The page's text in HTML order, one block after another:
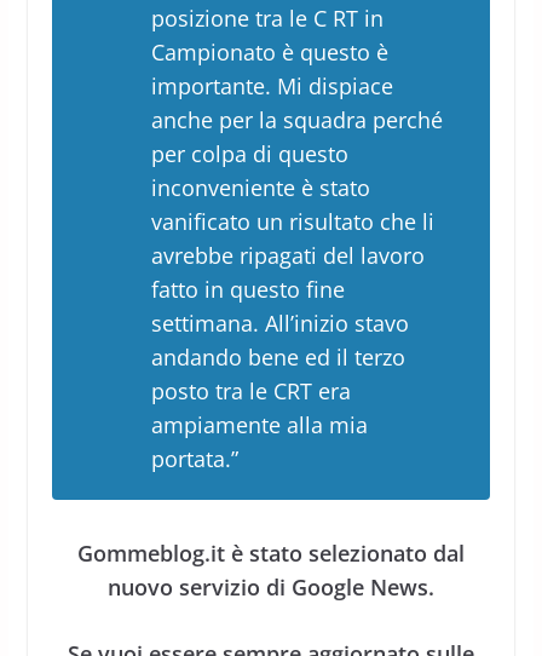
posizione tra le C RT in
Campionato è questo è
importante. Mi dispiace
anche per la squadra perché
per colpa di questo
inconveniente è stato
vanificato un risultato che li
avrebbe ripagati del lavoro
fatto in questo fine
settimana. All’inizio stavo
andando bene ed il terzo
posto tra le CRT era
ampiamente alla mia
portata.”
Gommeblog.it è stato selezionato dal
nuovo servizio di Google News.